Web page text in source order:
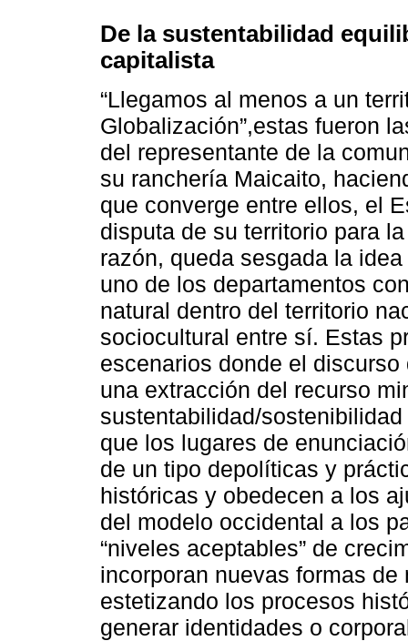
De la sustentabilidad
capitalista
“Llegamos al menos a un
Globalización”,estas fueron
del representante de la
su ranchería Maicaito,
que converge entre ellos, el
disputa de su territorio para
razón, queda sesgada la
uno de los departamentos
natural dentro del territorio
sociocultural entre sí. Estas
escenarios donde el
una extracción del recurso
sustentabilidad/
que los lugares de
de un tipo depolíticas y
históricas y obedecen a los
del modelo occidental a los
“niveles aceptables” de
incorporan nuevas formas
estetizando los procesos
generar identidades o